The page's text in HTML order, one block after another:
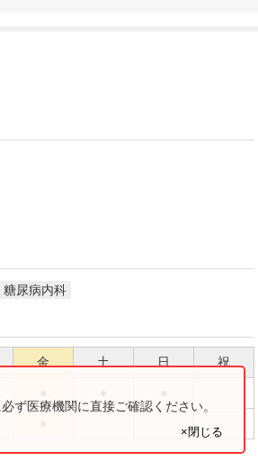
糖尿病内科
金 土 日 祝
ず医療機関に直接ご確認ください。
×閉じる